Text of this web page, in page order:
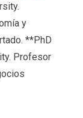
y
**PhD
Profesor